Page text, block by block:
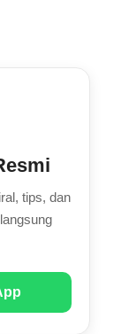
tips, dan